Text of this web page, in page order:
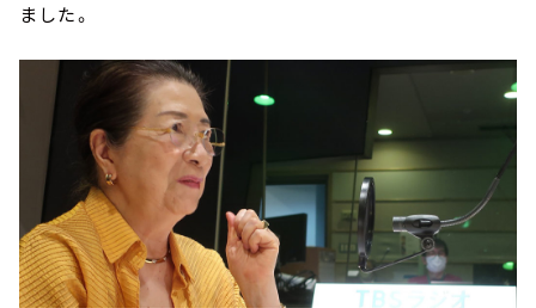
ました。